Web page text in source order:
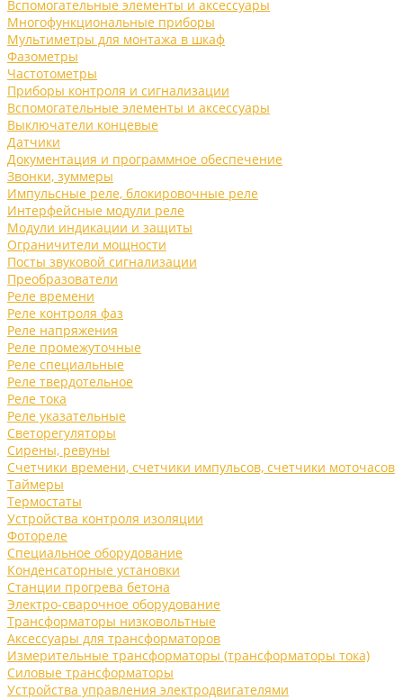
Вспомогательные элементы и аксессуары
Многофункциональные приборы
Мультиметры для монтажа в шкаф
Фазометры
Частотометры
Приборы контроля и сигнализации
Вспомогательные элементы и аксессуары
Выключатели концевые
Датчики
Документация и программное обеспечение
Звонки, зуммеры
Импульсные реле, блокировочные реле
Интерфейсные модули реле
Модули индикации и защиты
Ограничители мощности
Посты звуковой сигнализации
Преобразователи
Реле времени
Реле контроля фаз
Реле напряжения
Реле промежуточные
Реле специальные
Реле твердотельное
Реле тока
Реле указательные
Светорегуляторы
Сирены, ревуны
Счетчики времени, счетчики импульсов, счетчики моточасов
Таймеры
Термостаты
Устройства контроля изоляции
Фотореле
Специальное оборудование
Конденсаторные установки
Станции прогрева бетона
Электро-сварочное оборудование
Трансформаторы низковольтные
Аксессуары для трансформаторов
Измерительные трансформаторы (трансформаторы тока)
Силовые трансформаторы
Устройства управления электродвигателями